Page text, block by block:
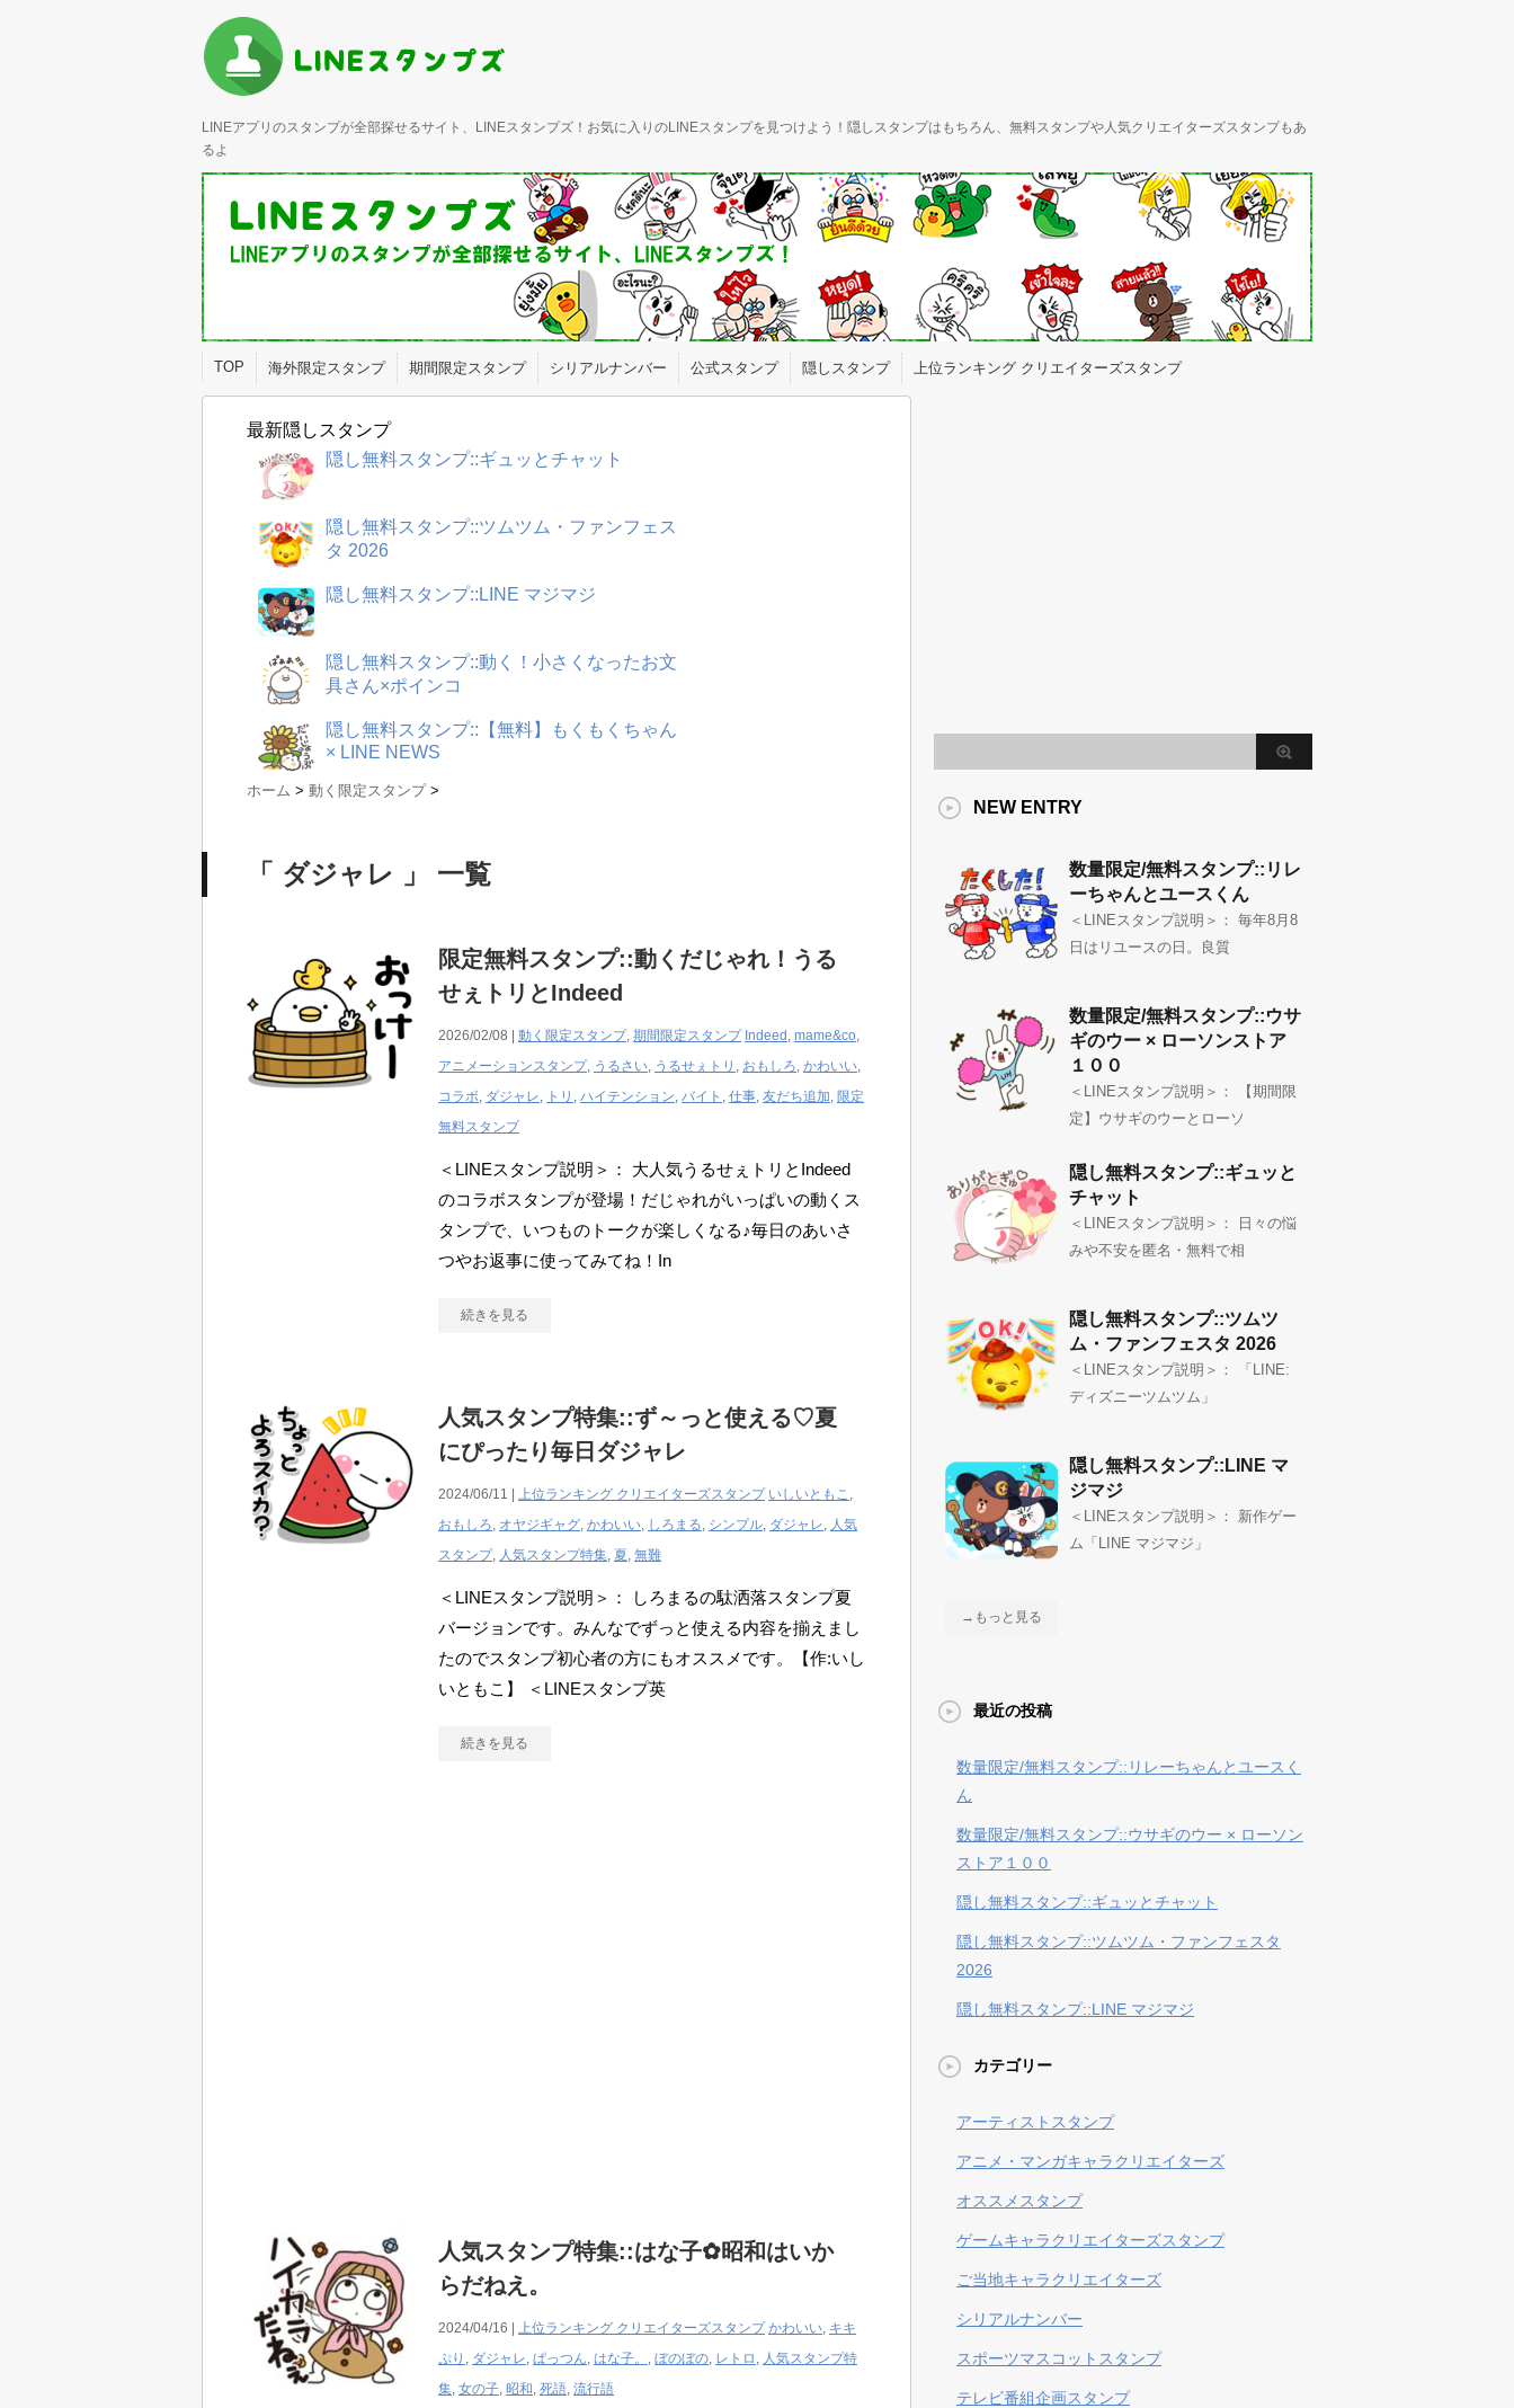
LINEアプリのスタンプが全部探せるサイト、LINEスタンプズ！お気に入りのLINEスタンプを見つけよう！隠しスタンプはもちろん、無料スタンプや人気クリエイターズスタンプもあ
るよ
TOP 海外限定スタンプ 期間限定スタンプ シリアルナンバー 公式スタンプ 隠しスタンプ 上位ランキング クリエイターズスタンプ
最新隠しスタンプ
隠し無料スタンプ::ギュッとチャット
隠し無料スタンプ::ツムツム・ファンフェス
タ 2026
隠し無料スタンプ::LINE マジマジ
隠し無料スタンプ::動く！小さくなったお文
具さん×ポインコ
隠し無料スタンプ::【無料】もくもくちゃん
× LINE NEWS
ホーム > 動く限定スタンプ >
「 ダジャレ 」 一覧
限定無料スタンプ::動くだじゃれ！うる
せぇトリとIndeed
2026/02/08 | 動く限定スタンプ, 期間限定スタンプ Indeed , mame&co,
アニメーションスタンプ, うるさい, うるせぇトリ , おもしろ, かわいい,
コラボ, ダジャレ, トリ , ハイテンション, バイト , 仕事, 友だち追加, 限定
無料スタンプ
＜LINEスタンプ説明＞： 大人気うるせぇトリとIndeed
のコラボスタンプが登場！だじゃれがいっぱいの動くス
タンプで、いつものトークが楽しくなる♪毎日のあいさ
つやお返事に使ってみてね！In
続きを見る
人気スタンプ特集::ず～っと使える♡夏
にぴったり毎日ダジャレ
2024/06/11 | 上位ランキング クリエイターズスタンプ いしいともこ ,
おもしろ, オヤジギャグ, かわいい, しろまる, シンプル, ダジャレ, 人気
スタンプ, 人気スタンプ特集, 夏, 無難
＜LINEスタンプ説明＞： しろまるの駄洒落スタンプ夏
バージョンです。みんなでずっと使える内容を揃えまし
たのでスタンプ初心者の方にもオススメです。【作:いし
いともこ】 ＜LINEスタンプ英
続きを見る
人気スタンプ特集::はな子✿昭和はいか
らだねえ。
2024/04/16 | 上位ランキング クリエイターズスタンプ かわいい, キキ
ぷり , ダジャレ, ぱっつん, はな子。 , ぼのぼの, レトロ , 人気スタンプ特
集, 女の子, 昭和, 死語, 流行語
NEW ENTRY
数量限定/無料スタンプ::リレ
ーちゃんとユースくん
＜LINEスタンプ説明＞： 毎年8月8
日はリユースの日。良質
数量限定/無料スタンプ::ウサ
ギのウー × ローソンストア
１００
＜LINEスタンプ説明＞： 【期間限
定】ウサギのウーとローソ
隠し無料スタンプ::ギュッと
チャット
＜LINEスタンプ説明＞： 日々の悩
みや不安を匿名・無料で相
隠し無料スタンプ::ツムツ
ム・ファンフェスタ 2026
＜LINEスタンプ説明＞： 「LINE:
ディズニーツムツム」
隠し無料スタンプ::LINE マ
ジマジ
＜LINEスタンプ説明＞： 新作ゲー
ム「LINE マジマジ」
→もっと見る
最近の投稿
数量限定/無料スタンプ::リレーちゃんとユースく
ん
数量限定/無料スタンプ::ウサギのウー × ローソン
ストア１００
隠し無料スタンプ::ギュッとチャット
隠し無料スタンプ::ツムツム・ファンフェスタ
2026
隠し無料スタンプ::LINE マジマジ
カテゴリー
アーティストスタンプ
アニメ・マンガキャラクリエイターズ
オススメスタンプ
ゲームキャラクリエイターズスタンプ
ご当地キャラクリエイターズ
シリアルナンバー
スポーツマスコットスタンプ
テレビ番組企画スタンプ